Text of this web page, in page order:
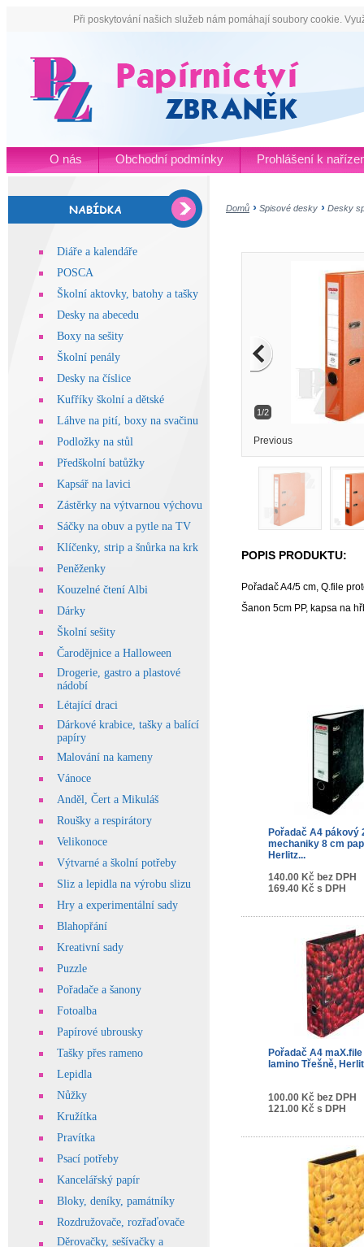
Při poskytování našich služeb nám pomáhají soubory cookie.
O nás Obchodní podmínky Prohlášení k
Diáře a kalendáře
POSCA
Školní aktovky, batohy a tašky
Desky na abecedu
Boxy na sešity
Školní penály
Desky na číslice
Kufříky školní a dětské
Láhve na pití, boxy na svačinu
Podložky na stůl
Předškolní batůžky
Kapsář na lavici
Zástěrky na výtvarnou výchovu
Sáčky na obuv a pytle na TV
Klíčenky, strip a šnůrka na krk
Peněženky
Kouzelné čtení Albi
Dárky
Školní sešity
Čarodějnice a Halloween
Drogerie, gastro a plastové
nádobí
Létající draci
Dárkové krabice, tašky a balící
papíry
Malování na kameny
Vánoce
Anděl, Čert a Mikuláš
Roušky a respirátory
Velikonoce
Výtvarné a školní potřeby
Sliz a lepidla na výrobu slizu
Hry a experimentální sady
Blahopřání
Kreativní sady
Puzzle
Pořadače a šanony
Fotoalba
Papírové ubrousky
Tašky přes rameno
Lepidla
Nůžky
Kružítka
Pravítka
Psací potřeby
Kancelářský papír
Bloky, deníky, památníky
Rozdružovače, rozřaďovače
Děrovačky, sešívačky a
Domů Spisové desky Desky
1/2
Previous
POPIS PRODUKTU:
Pořadač A4/5 cm, Q.file
Šanon 5cm PP, kapsa na
Pořadač A4 pákový
mechaniky 8 cm
Herlitz...
140.00 Kč bez DPH
169.40 Kč s DPH
Pořadač A4
lamino Třešně,
100.00 Kč bez DPH
121.00 Kč s DPH